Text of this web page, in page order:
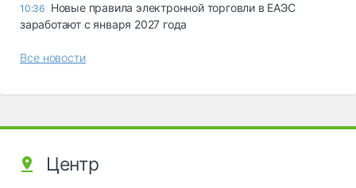
10:36 Новые правила электронной торговли в ЕАЭС
заработают с января 2027 года
Все новости
Центр